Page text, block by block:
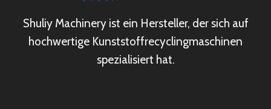
Shuliy Machinery ist ein Hersteller, der sich auf
hochwertige Kunststoffrecyclingmaschinen
spezialisiert hat.